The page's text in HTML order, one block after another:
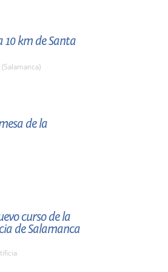
10 km de Santa
de la
curso de la
de Salamanca